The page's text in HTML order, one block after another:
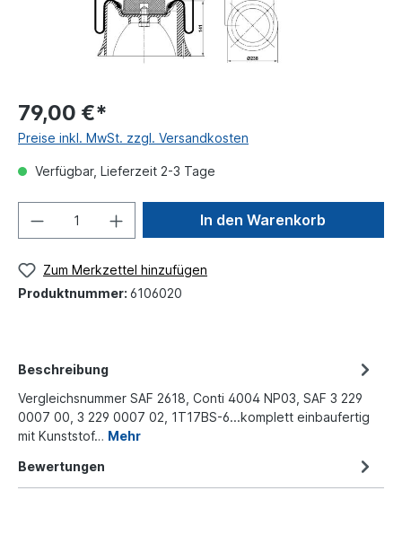
79,00 €*
Preise inkl. MwSt. zzgl. Versandkosten
Verfügbar, Lieferzeit 2-3 Tage
In den Warenkorb
Zum Merkzettel hinzufügen
Produktnummer: 6106020
Beschreibung
Vergleichsnummer SAF 2618, Conti 4004 NP03, SAF 3 229
0007 00, 3 229 0007 02, 1T17BS-6...komplett einbaufertig
mit Kunststof… Mehr
Bewertungen